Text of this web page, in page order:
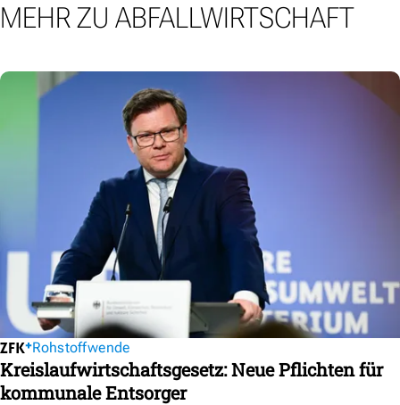
MEHR ZU ABFALLWIRTSCHAFT
Rohstoffwende
Kreislaufwirtschaftsgesetz: Neue Pflichten für
kommunale Entsorger